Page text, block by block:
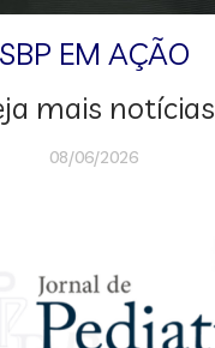
SBP EM AÇÃO
mais notícias
08/06/2026